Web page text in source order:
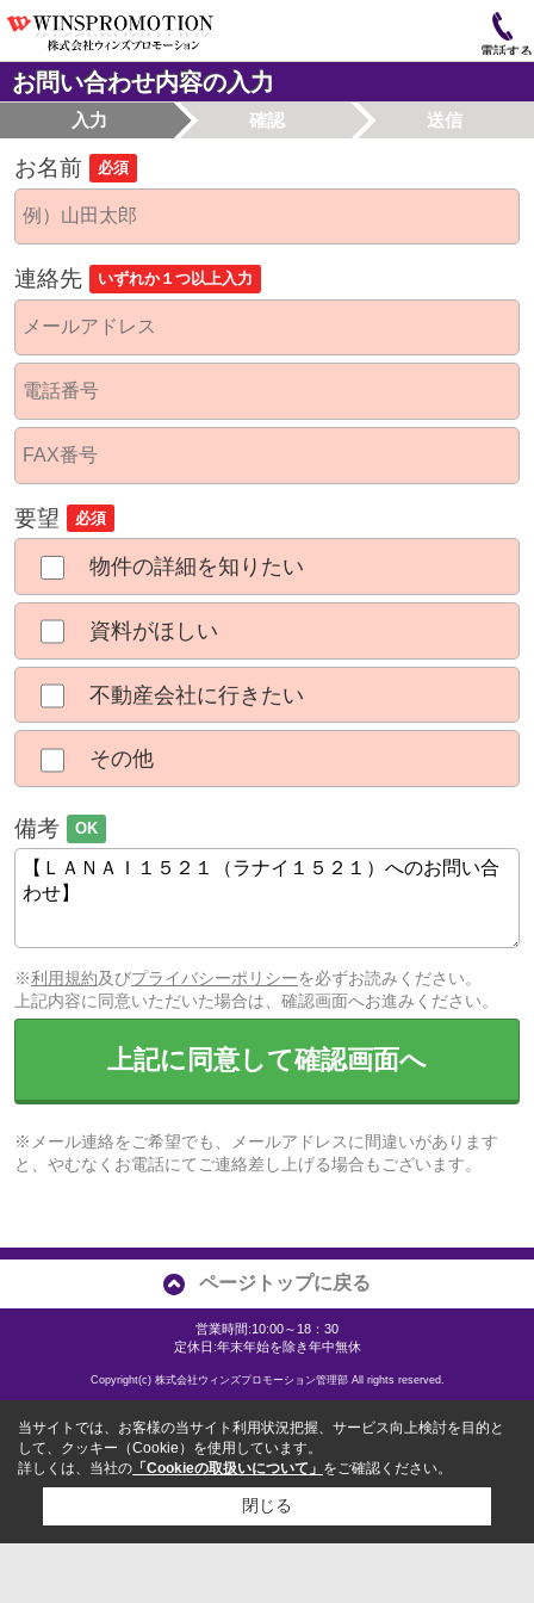
電話する
お問い合わせ内容の入力
入力 確認 送信
お名前 必須
連絡先 いずれか１つ以上入力
要望 必須
物件の詳細を知りたい
資料がほしい
不動産会社に行きたい
その他
備考 OK
※利用規約及びプライバシーポリシーを必ずお読みください。
上記内容に同意いただいた場合は、確認画面へお進みください。
上記に同意して確認画面へ
※メール連絡をご希望でも、メールアドレスに間違いがあります
と、やむなくお電話にてご連絡差し上げる場合もございます。
ページトップに戻る
営業時間:10:00～18：30
定休日:年末年始を除き年中無休
Copyright(c) 株式会社ウィンズプロモーション管理部 All rights reserved.
当サイトでは、お客様の当サイト利用状況把握、サービス向上検討を目的と
して、クッキー（Cookie）を使用しています。
詳しくは、当社の 「Cookieの取扱いについて」 をご確認ください。
閉じる